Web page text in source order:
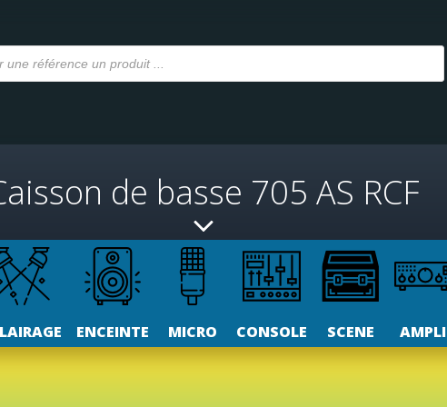
de basse 705 AS RCF
ENCEINTE MICRO CONSOLE SCENE AMPLI